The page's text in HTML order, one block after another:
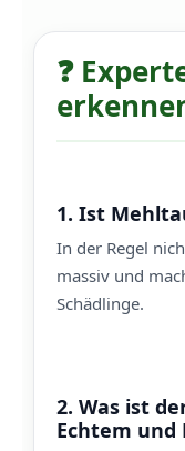
❓
1. Ist
In der Regel
massiv und
Schädlinge.
2. Was ist
Echtem und